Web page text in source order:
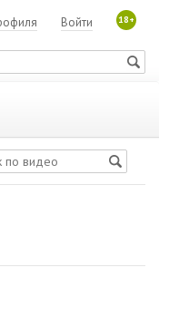
18+
Войти